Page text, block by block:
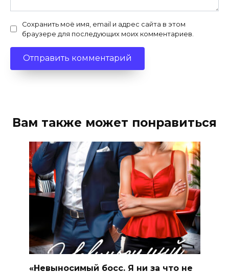
Сохранить моё имя, email и адрес сайта в этом
браузере для последующих моих комментариев.
Вам также может понравиться
«Невыносимый босс. Я ни за что не